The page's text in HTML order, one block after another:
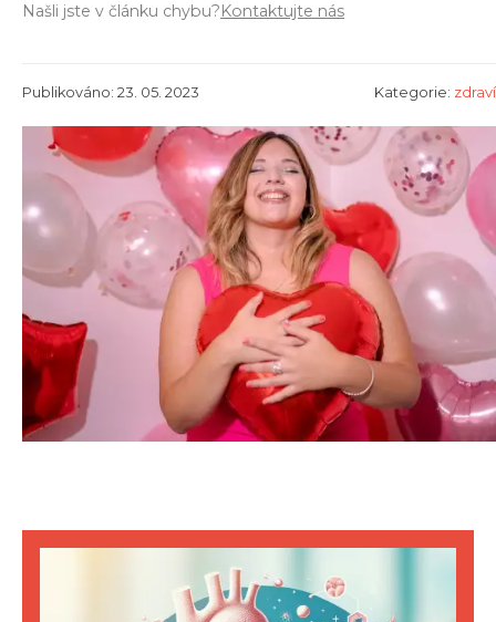
Našli jste v článku chybu?Kontaktujte nás
Publikováno: 23. 05. 2023 Kategorie: zdraví